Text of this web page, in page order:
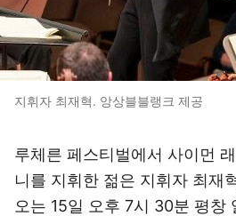
지휘자 최재혁. 앙상블블랭크 제공
루체른 페스티벌에서 사이먼
니를 지휘한 젊은 지휘자 최재
오는 15일 오후 7시 30분 평창